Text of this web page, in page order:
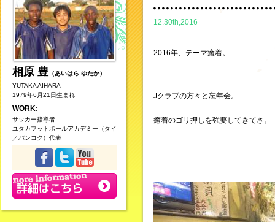
相原 豊 （あいはら ゆたか）
YUTAKA AIHARA
1979年6月21日生まれ
WORK:
サッカー指導者
ユタカフットボールアカデミー（タイ
／バンコク）代表
12.30th,2016
2016年、テーマ癒着。
Jクラブの方々と忘年会。
癒着のゴリ押しを強要してきてさ。